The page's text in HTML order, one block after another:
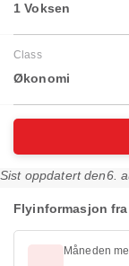
1 Voksen
Class
Økonomi
Sist oppdatert den6.
Flyinformasjon
Måneden